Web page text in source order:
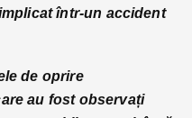
într-un accident
de oprire
au fost observați